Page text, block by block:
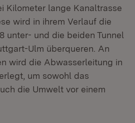
Kilometer lange Kanaltrasse
wird in ihrem Verlauf die
unter- und die beiden Tunnel
Ulm überqueren. An
wird die Abwasserleitung in
um sowohl das
die Umwelt vor einem